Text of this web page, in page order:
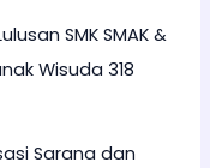
SMK SMAK &
Wisuda 318
Sarana dan